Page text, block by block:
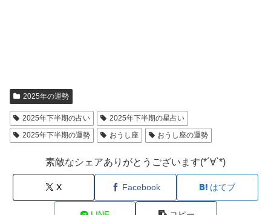
2025年の運勢
2025年下半期の占い
2025年下半期の星占い
2025年下半期の運勢
おうし座 おうし座の運勢
素敵なシェアありがとうございます(*´∀`*)
X Facebook はてブ